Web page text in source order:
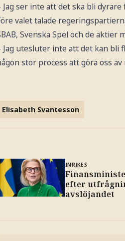
Jag ser inte att det ska bli
valet talade
Svenska Spel och de aktier
Jag utesluter inte att det kan bli
stor process att göra oss
Elisabeth Svantesson
INRIKES
efter
avslöjandet